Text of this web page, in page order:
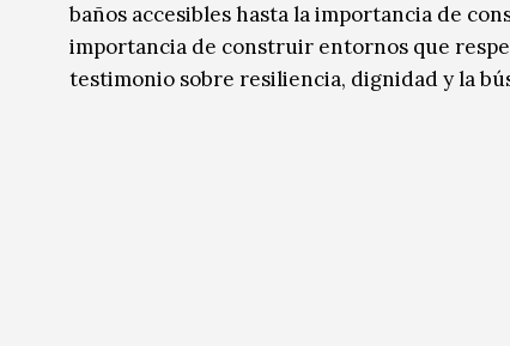
baños accesibles hasta la importancia de
importancia de construir entornos que
testimonio sobre resiliencia, dignidad y la